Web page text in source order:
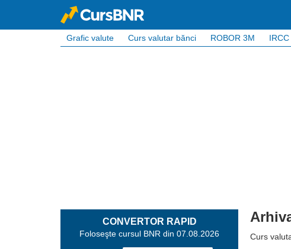
Grafic valute Curs valutar bănci ROBOR 3M IRCC
CONVERTOR RAPID
Foloseşte cursul BNR din 07.08.2026 Curs